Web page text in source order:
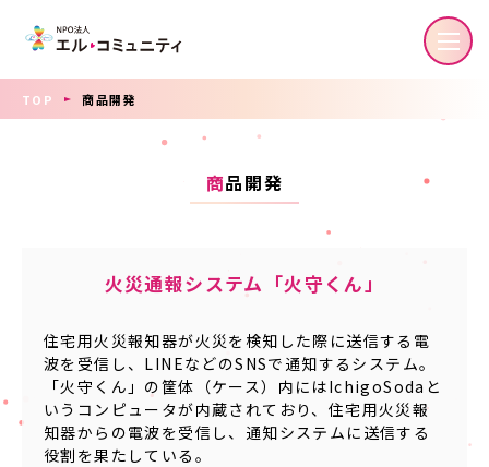
TOP 商品開発
商品開発
火災通報システム「火守くん」
住宅用火災報知器が火災を検知した際に送信する電
波を受信し、LINEなどのSNSで通知するシステム。
「火守くん」の筐体（ケース）内にはIchigoSodaと
いうコンピュータが内蔵されており、住宅用火災報
知器からの電波を受信し、通知システムに送信する
役割を果たしている。